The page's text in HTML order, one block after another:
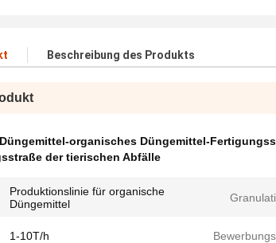
Beschreibung des Produkts
organisches Düngemittel-
der tierischen Abfälle
Produktionslinie für organische
Düngemittel
1-10T/h